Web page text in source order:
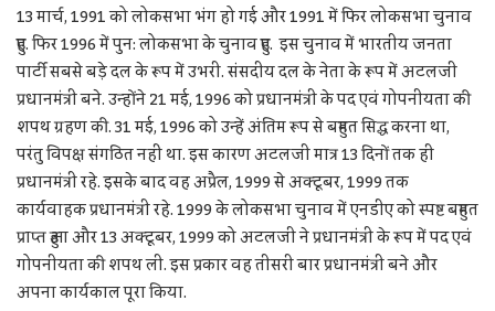
13 मार्च, 1991 को लोकसभा भंग हो गई और 1991 में फिर लोकसभा चुनाव
हुए. फिर 1996 में पुन: लोकसभा के चुनाव हुए. इस चुनाव में भारतीय जनता
पार्टी सबसे बड़े दल के रूप में उभरी. संसदीय दल के नेता के रूप में अटलजी
प्रधानमंत्री बने. उन्होंने 21 मई, 1996 को प्रधानमंत्री के पद एवं गोपनीयता की
शपथ ग्रहण की. 31 मई, 1996 को उन्हें अंतिम रूप से बहुमत सिद्ध करना था,
परंतु विपक्ष संगठित नहीं था. इस कारण अटलजी मात्र 13 दिनों तक ही
प्रधानमंत्री रहे. इसके बाद वह अप्रैल, 1999 से अक्टूबर, 1999 तक
कार्यवाहक प्रधानमंत्री रहे. 1999 के लोकसभा चुनाव में एनडीए को स्पष्ट बहुमत
प्राप्त हुआ और 13 अक्टूबर, 1999 को अटलजी ने प्रधानमंत्री के रूप में पद एवं
गोपनीयता की शपथ ली. इस प्रकार वह तीसरी बार प्रधानमंत्री बने और
अपना कार्यकाल पूरा किया.